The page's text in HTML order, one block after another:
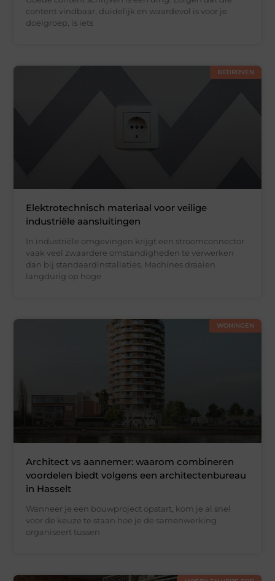
content vindbaar, duidelijk en waardevol is voor je
doelgroep, is iets
BEDRIJVEN
Elektrotechnisch materiaal voor veilige
industriële aansluitingen
In industriële omgevingen krijgt een stroomconnector
vaak veel zwaardere omstandigheden te verwerken
dan bij standaardinstallaties. Machines draaien
langdurig op hoge
WONINGEN
Architect vs aannemer: waarom combineren
voordelen biedt volgens een architectenbureau
in Hasselt
Wanneer je een bouwproject opstart, kom je al snel
voor de keuze te staan hoe je de samenwerking
organiseert tussen